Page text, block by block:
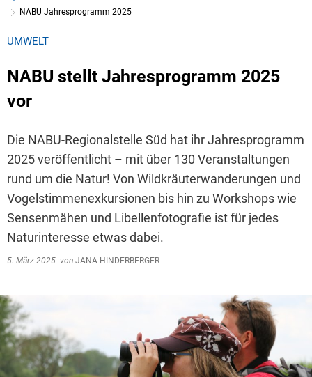
NABU Jahresprogramm 2025
UMWELT
NABU stellt Jahresprogramm 2025
vor
Die NABU-Regionalstelle Süd hat ihr Jahresprogramm
2025 veröffentlicht – mit über 130 Veranstaltungen
rund um die Natur! Von Wildkräuterwanderungen und
Vogelstimmenexkursionen bis hin zu Workshops wie
Sensenmähen und Libellenfotografie ist für jedes
Naturinteresse etwas dabei.
5. März 2025 von JANA HINDERBERGER